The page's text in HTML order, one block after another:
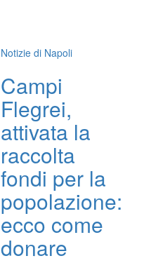
Notizie di Napoli
Campi
Flegrei,
attivata la
raccolta
fondi per la
popolazione:
ecco come
donare